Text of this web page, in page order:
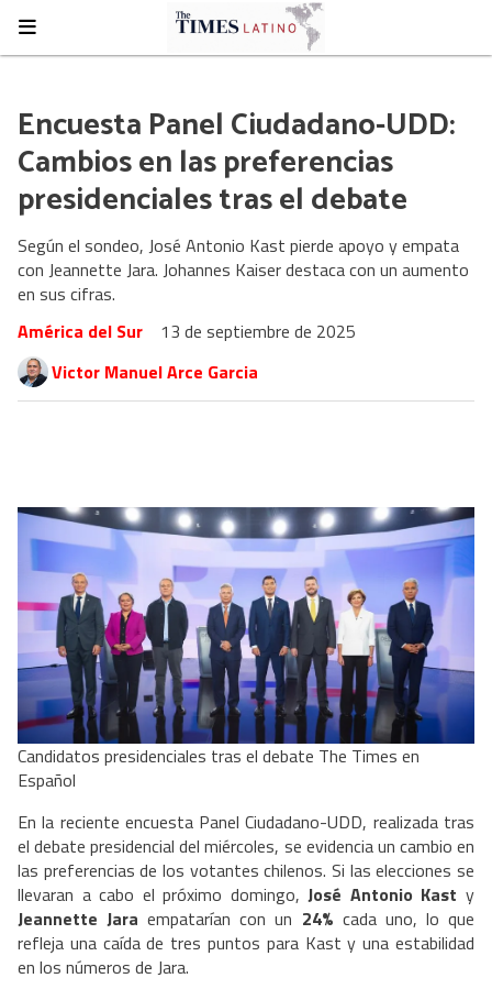
Encuesta Panel Ciudadano-UDD:
Cambios en las preferencias
presidenciales tras el debate
Según el sondeo, José Antonio Kast pierde apoyo y empata
con Jeannette Jara. Johannes Kaiser destaca con un aumento
en sus cifras.
América del Sur
13 de septiembre de 2025
Victor Manuel Arce Garcia
Candidatos presidenciales tras el debate The Times en
Español
En la reciente encuesta Panel Ciudadano-UDD, realizada tras
el debate presidencial del miércoles, se evidencia un cambio en
las preferencias de los votantes chilenos. Si las elecciones se
llevaran a cabo el próximo domingo,José Antonio Kast y
Jeannette Jara empatarían con un 24% cada uno, lo que
refleja una caída de tres puntos para Kast y una estabilidad
en los números de Jara.